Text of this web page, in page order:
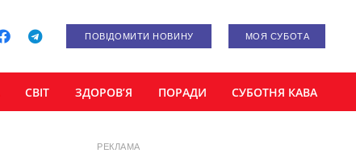
ПОВІДОМИТИ НОВИНУ МОЯ СУБОТА
СВІТ ЗДОРОВ’Я ПОРАДИ СУБОТНЯ КАВА
РЕКЛАМА